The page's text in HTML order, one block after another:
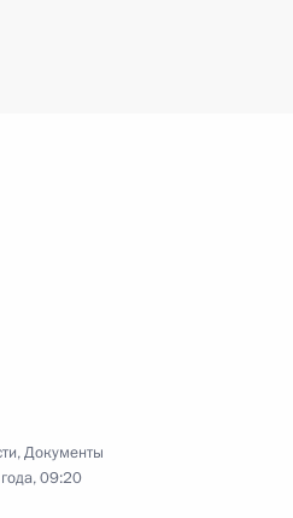
,Документы
09:20